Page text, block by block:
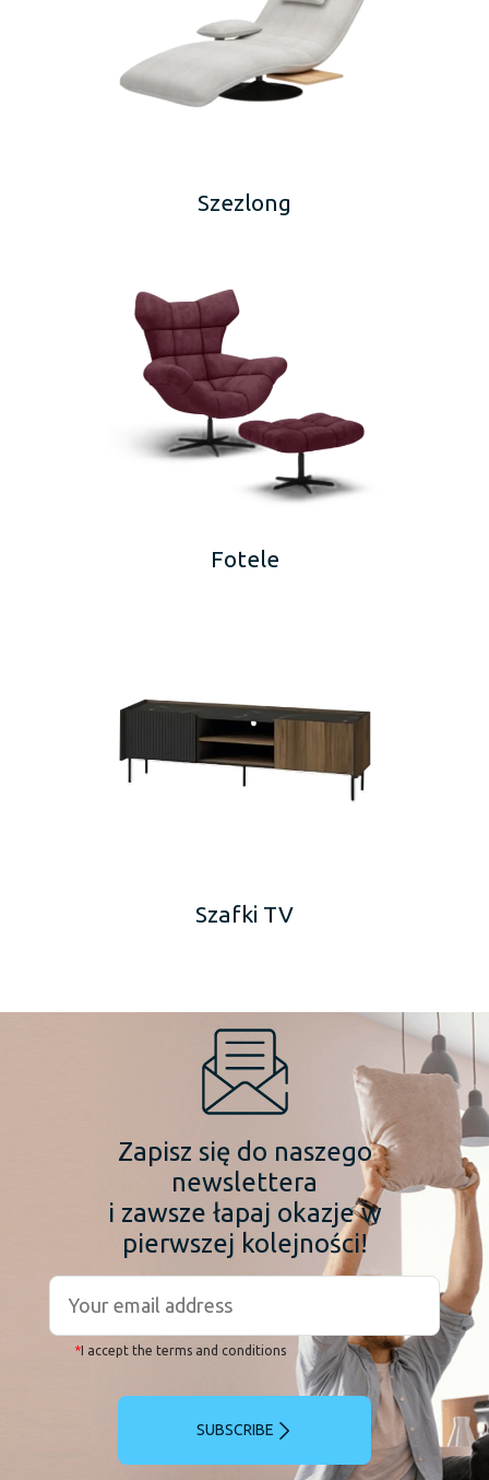
Szezlong
Fotele
Szafki TV
Zapisz się do naszego
newslettera
i zawsze łapaj okazje w
pierwszej kolejności!
*I accept the terms and conditions
SUBSCRIBE